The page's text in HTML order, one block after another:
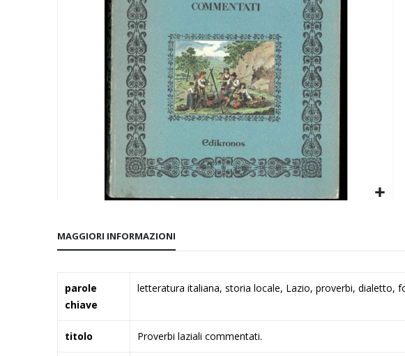
della
di
immagini
MAGGIORI INFORMAZIONI
Informazioni
parole
chiave
letteratura italiana, storia locale, Lazio, proverbi, dialetto,
titolo Proverbi laziali commentati.